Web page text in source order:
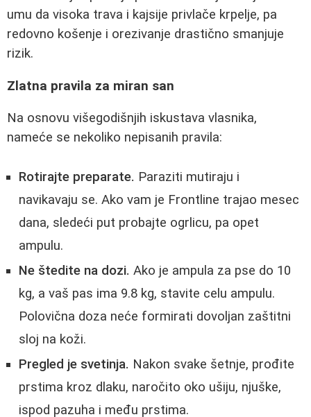
umu da visoka trava i kajsije privlače krpelje, pa
redovno košenje i orezivanje drastično smanjuje
rizik.
Zlatna pravila za miran san
Na osnovu višegodišnjih iskustava vlasnika,
nameće se nekoliko nepisanih pravila:
Rotirajte preparate. Paraziti mutiraju i
navikavaju se. Ako vam je Frontline trajao mesec
dana, sledeći put probajte ogrlicu, pa opet
ampulu.
Ne štedite na dozi. Ako je ampula za pse do 10
kg, a vaš pas ima 9.8 kg, stavite celu ampulu.
Polovična doza neće formirati dovoljan zaštitni
sloj na koži.
Pregled je svetinja. Nakon svake šetnje, prođite
prstima kroz dlaku, naročito oko ušiju, njuške,
ispod pazuha i među prstima.